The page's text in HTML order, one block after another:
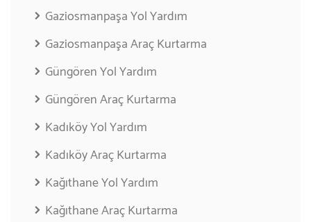
Gaziosmanpaşa Yol Yardım
Gaziosmanpaşa Araç Kurtarma
Güngören Yol Yardım
Güngören Araç Kurtarma
Kadıköy Yol Yardım
Kadıköy Araç Kurtarma
Kağıthane Yol Yardım
Kağıthane Araç Kurtarma